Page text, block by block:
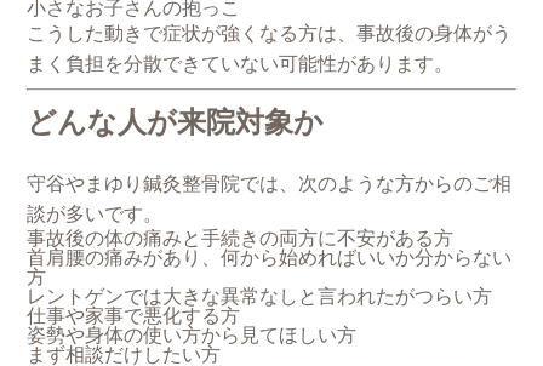
小さなお子さんの抱っこ
こうした動きで症状が強くなる方は、事故後の身体がう
まく負担を分散できていない可能性があります。
どんな人が来院対象か
守谷やまゆり鍼灸整骨院では、次のような方からのご相
談が多いです。
事故後の体の痛みと手続きの両方に不安がある方
首肩腰の痛みがあり、何から始めればいいか分からない
方
レントゲンでは大きな異常なしと言われたがつらい方
仕事や家事で悪化する方
姿勢や身体の使い方から見てほしい方
まず相談だけしたい方